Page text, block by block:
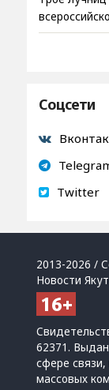
Соцсети
Twitter
2013-2026 /
Новости
62371.
сфере
массовых